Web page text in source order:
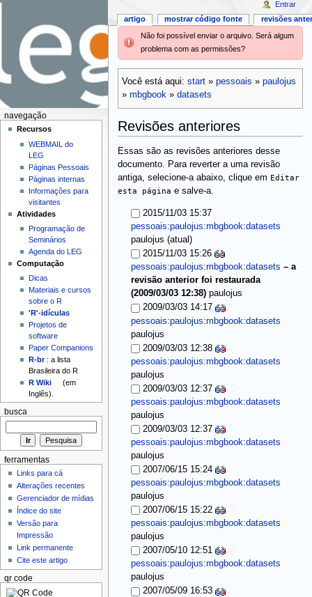
Não foi possível enviar o arquivo. Será algum
problema com as permissões?
Você está aqui: start» pessoais » paulojus
» mbgbook» datasets
Revisões anteriores
Essas são as revisões anteriores desse
documento. Para reverter a uma revisão
antiga, selecione-a abaixo, clique em Editar
esta página e salve-a.
2015/11/03 15:37
pessoais:paulojus:mbgbook:datasets
paulojus (atual)
2015/11/03 15:26
pessoais:paulojus:mbgbook:datasets – a
revisão anterior foi restaurada
(2009/03/03 12:38) paulojus
2009/03/03 14:17
pessoais:paulojus:mbgbook:datasets
paulojus
2009/03/03 12:38
pessoais:paulojus:mbgbook:datasets
paulojus
2009/03/03 12:37
pessoais:paulojus:mbgbook:datasets
paulojus
2009/03/03 12:37
pessoais:paulojus:mbgbook:datasets
paulojus
2007/06/15 15:24
pessoais:paulojus:mbgbook:datasets
paulojus
2007/06/15 15:22
pessoais:paulojus:mbgbook:datasets
paulojus
2007/05/10 12:51
pessoais:paulojus:mbgbook:datasets
paulojus
2007/05/09 16:53
artigo mostrar código fonte revisões
Entrar
navegação
Recursos
WEBMAIL do
LEG
Páginas Pessoais
Páginas internas
Informações para
visitantes
Atividades
Programação de
Seminários
Agenda do LEG
Computação
Dicas
Materiais e cursos
sobre o R
'R'-idículas
Projetos de
software
Paper Companions
R-br: a lista
Brasileira do R
R Wiki
(em
Inglês).
busca
ferramentas
Links para cá
Alterações recentes
Gerenciador de mídias
Índice do site
Versão para
Impressão
Link permanente
Cite este artigo
qr code